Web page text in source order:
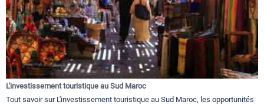
L'investissement touristique au Sud Maroc
Tout savoir sur L'investissement touristique au Sud Maroc, les opportunités